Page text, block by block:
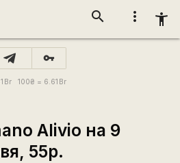
more_vert accessibility_new
search
vpn_key
Br 100₴ = 6.61 Br
Alivio на 9
55р.